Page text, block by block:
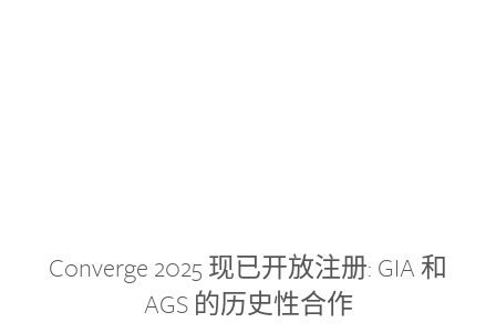
Converge 2025 现已开放注册: GIA 和
AGS 的历史性合作